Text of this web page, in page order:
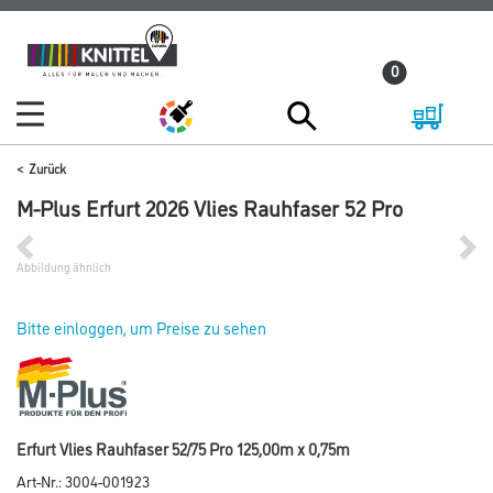
Zum
Inhalt
Zum
Navigationsmenü
0
Zurück
M-Plus Erfurt 2026 Vlies Rauhfaser 52 Pro
Abbildung ähnlich
Bitte einloggen, um Preise zu sehen
Erfurt Vlies Rauhfaser 52/75 Pro 125,00m x 0,75m
Art-Nr.:3004-001923